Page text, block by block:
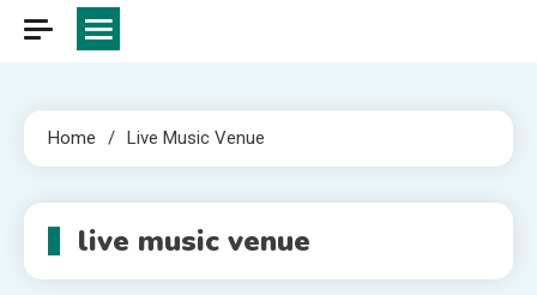
Home Live Music Venue
live music venue